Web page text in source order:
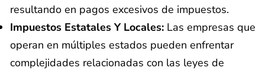
resultando en pagos excesivos de impuestos.
Impuestos Estatales Y Locales: Las empresas que
operan en múltiples estados pueden enfrentar
complejidades relacionadas con las leyes de